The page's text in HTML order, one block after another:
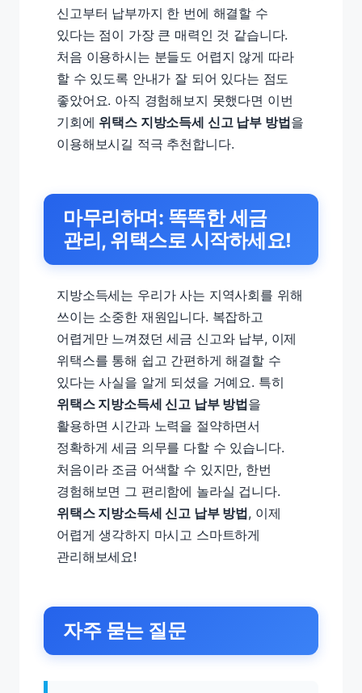
신고부터 납부까지 한 번에 해결할 수
있다는 점이 가장 큰 매력인 것 같습니다.
처음 이용하시는 분들도 어렵지 않게 따라
할 수 있도록 안내가 잘 되어 있다는 점도
좋았어요. 아직 경험해보지 못했다면 이번
기회에 위택스 지방소득세 신고 납부 방법을
이용해보시길 적극 추천합니다.
마무리하며: 똑똑한 세금
관리, 위택스로 시작하세요!
지방소득세는 우리가 사는 지역사회를 위해
쓰이는 소중한 재원입니다. 복잡하고
어렵게만 느껴졌던 세금 신고와 납부, 이제
위택스를 통해 쉽고 간편하게 해결할 수
있다는 사실을 알게 되셨을 거예요. 특히
위택스 지방소득세 신고 납부 방법을
활용하면 시간과 노력을 절약하면서
정확하게 세금 의무를 다할 수 있습니다.
처음이라 조금 어색할 수 있지만, 한번
경험해보면 그 편리함에 놀라실 겁니다.
위택스 지방소득세 신고 납부 방법, 이제
어렵게 생각하지 마시고 스마트하게
관리해보세요!
자주 묻는 질문